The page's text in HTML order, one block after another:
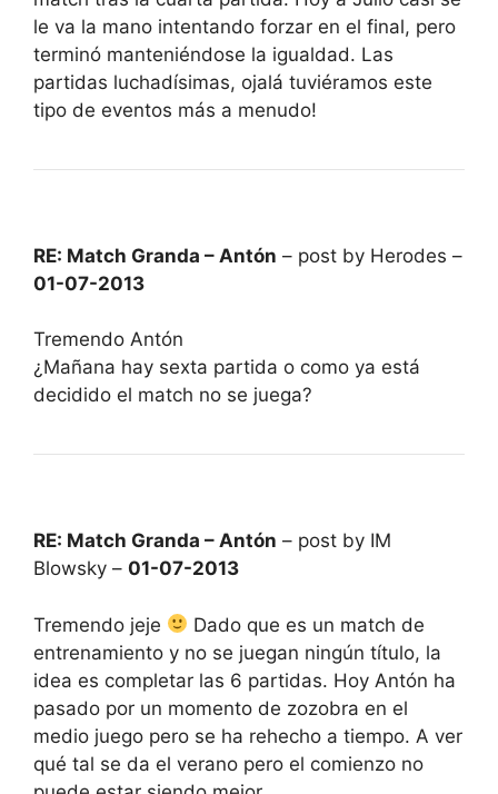
le va la mano intentando forzar en el final, pero
terminó manteniéndose la igualdad. Las
partidas luchadísimas, ojalá tuviéramos este
tipo de eventos más a menudo!
RE: Match Granda – Antón – post by Herodes –
01-07-2013
Tremendo Antón
¿Mañana hay sexta partida o como ya está
decidido el match no se juega?
RE: Match Granda – Antón – post by IM
Blowsky – 01-07-2013
Tremendo jeje
Dado que es un match de
entrenamiento y no se juegan ningún título, la
idea es completar las 6 partidas. Hoy Antón ha
pasado por un momento de zozobra en el
medio juego pero se ha rehecho a tiempo. A ver
qué tal se da el verano pero el comienzo no